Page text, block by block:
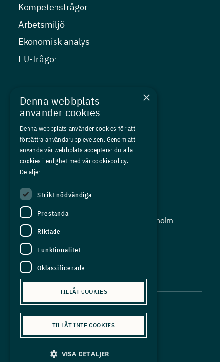
Kompetensfrågor
Arbetsmiljö
Ekonomisk analys
EU-frågor
Kurser
Medlemskap
Om oss
Press
In English
Adress:
Storgatan 19, Box 5501, 114 85 Stockholm
Organisationsnummer:
556625 - 8389
E-post:
info@industriarbetsgivarna.se
×
Denna webbplats
använder cookies
Denna webbplats använder cookies för att
förbättra användarupplevelsen. Genom att
använda vår webbplats accepterar du alla
cookies i enlighet med vår cookiepolicy.
Detaljer
Strikt nödvändiga
Prestanda
Riktade
Funktionalitet
Oklassificerade
TILLÅT COOKIES
TILLÅT INTE COOKIES
VISA DETALJER